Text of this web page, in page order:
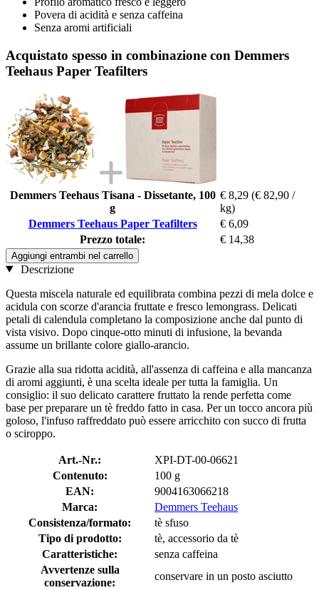
Povera di acidità e senza caffeina
Senza aromi artificiali
Acquistato spesso in combinazione con Demmers
Teehaus Paper Teafilters
Demmers Teehaus Tisana - Dissetante, 100
g
€ 8,29 (€ 82,90 /
kg)
Demmers Teehaus Paper Teafilters
€ 6,09
Prezzo totale:
€ 14,38
Aggiungi entrambi nel carrello
Descrizione
Questa miscela naturale ed equilibrata combina pezzi di mela dolce e
acidula con scorze d'arancia fruttate e fresco lemongrass. Delicati
petali di calendula completano la composizione anche dal punto di
vista visivo. Dopo cinque-otto minuti di infusione, la bevanda
assume un brillante colore giallo-arancio.
Grazie alla sua ridotta acidità, all'assenza di caffeina e alla mancanza
di aromi aggiunti, è una scelta ideale per tutta la famiglia. Un
consiglio: il suo delicato carattere fruttato la rende perfetta come
base per preparare un tè freddo fatto in casa. Per un tocco ancora più
goloso, l'infuso raffreddato può essere arricchito con succo di frutta
o sciroppo.
Art.-Nr.:
XPI-DT-00-06621
Contenuto:
100 g
EAN:
9004163066218
Marca:
Demmers Teehaus
Consistenza/formato:
tè sfuso
Tipo di prodotto:
tè, accessorio da tè
Caratteristiche:
senza caffeina
Avvertenze sulla
conservazione:
conservare in un posto asciutto